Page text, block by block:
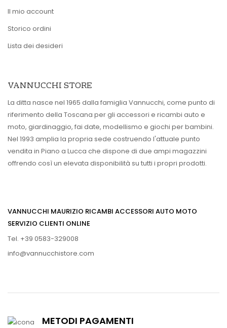
Il mio account
Storico ordini
Lista dei desideri
VANNUCCHI STORE
La ditta nasce nel 1965 dalla famiglia Vannucchi, come punto di
riferimento della Toscana per gli accessori e ricambi auto e
moto, giardinaggio, fai date, modellismo e giochi per bambini.
Nel 1993 amplia la propria sede costruendo l'attuale punto
vendita in Piano a Lucca che dispone di due ampi magazzini
offrendo così un elevata disponibilità su tutti i propri prodotti.
VANNUCCHI MAURIZIO RICAMBI ACCESSORI AUTO MOTO
SERVIZIO CLIENTI ONLINE
Tel. +39 0583-329008
info@vannucchistore.com
METODI PAGAMENTI